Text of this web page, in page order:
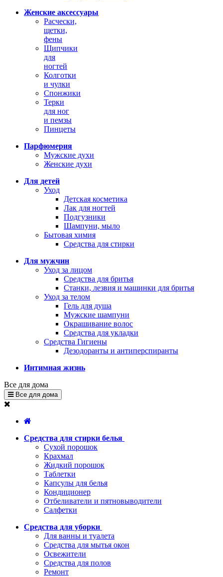
Женские аксессуары
Расчески,
щетки,
фены
Щипчики
для
ногтей
Колготки
и чулки
Спонжики
Терки
для ног
и пемзы
Пинцеты
Парфюмерия
Мужские духи
Женские духи
Для детей
Уход
Детская косметика
Лак для ногтей
Подгузники
Шампуни, мыло
Бытовая химия
Средства для стирки
Для мужчин
Уход за лицом
Средства для бритья
Станки, лезвия и машинки для бритья
Уход за телом
Гель для душа
Мужские шампуни
Окрашивание волос
Средства для укладки
Средства Гигиены
Дезодоранты и антиперспиранты
Интимная жизнь
Все для дома
Все для дома
Средства для стирки белья
Сухой порошок
Крахмал
Жидкий порошок
Таблетки
Капсулы для белья
Кондиционер
Отбеливатели и пятновыводители
Салфетки
Средства для уборки
Для ванны и туалета
Средства для мытья окон
Освежители
Средства для полов
Ремонт